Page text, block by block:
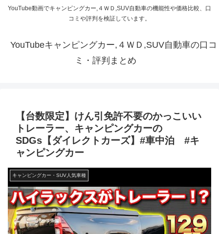
YouTube動画でキャンピングカー,４ＷＤ,SUV自動車の機能性や価格比較、口
コミや評判を検証しています。
YouTubeキャンピングカー,４ＷＤ,SUV自動車の口コ
ミ・評判まとめ
【台数限定】けん引免許不要のかっこいい
トレーラー、キャンピングカーの
SDGs【ダイレクトカーズ】#車中泊 #キ
ャンピングカー
キャンピングカー・SUV人気車種